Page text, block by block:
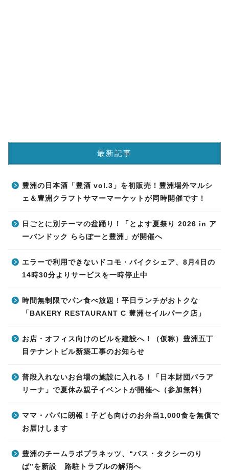
最新記事
豊洲の日本酒「豊酒 vol.3」を初販売！豊洲場外マルシ
ェ＆豊洲クラフトサマーマーケットが同時開催です！
日ごとに別テーマの盆踊り！「とよす夏祭り 2026 in ア
ーバンドック ららぽーと豊洲」が開催へ
エラーで利用できないドコモ・バイクシェア、8月4日の
14時30分よりサービスを一時停止中
時間無制限でパン食べ放題！平日ランチがおトクな
「BAKERY RESTAURANT C 豊洲セイルパーク店」
お店・オフィス向けのビルを建設へ！（仮称）豊洲五丁
目テナントビル新築工事のお知らせ
普段入れないお台場の施設に入れる！「日本財団パラア
リーナ」で夏休み親子イベントが開催へ（参加無料）
ママ・パパに朗報！子ども向けのお弁当1,000食を無償で
お届けします
豊洲のチームラボプラネッツ、“バス・タクシーのり
ば”を新設 路駐トラブルの解消へ